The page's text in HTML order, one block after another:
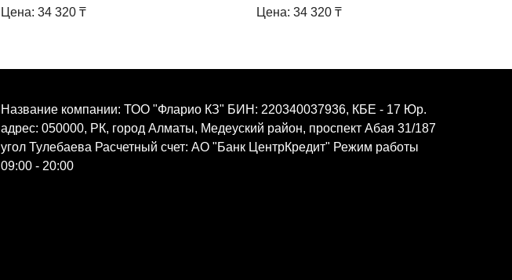
Цена: 34 320 ₸ Цена: 34 320 ₸
Название компании: ТОО "Фларио КЗ" БИН: 220340037936, КБЕ - 17 Юр.
адрес: 050000, РК, город Алматы, Медеуский район, проспект Абая 31/187
угол Тулебаева Расчетный счет: АО "Банк ЦентрКредит" Режим работы
09:00 - 20:00